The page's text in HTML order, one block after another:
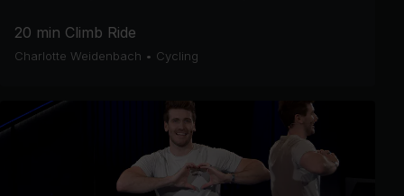
20 min Climb Ride
Charlotte Weidenbach • Cycling